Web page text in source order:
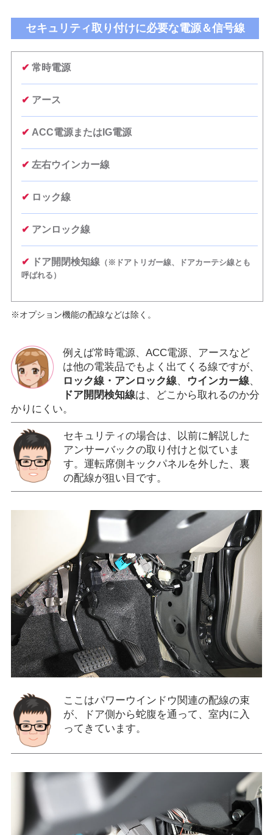
セキュリティ取り付けに必要な電源＆信号線
✔ 常時電源
✔ アース
✔ ACC電源またはIG電源
✔ 左右ウインカー線
✔ ロック線
✔ アンロック線
✔ ドア開閉検知線 （※ドアトリガー線、ドアカーテシ線とも
呼ばれる）
※オプション機能の配線などは除く。
例えば常時電源、ACC電源、アースなど
は他の電装品でもよく出てくる線ですが、
ロック線・アンロック線、 ウインカー線、
ドア開閉検知線は、どこから取れるのか分
かりにくい。
セキュリティの場合は、以前に解説した
アンサーバックの取り付けと似ていま
す。運転席側キックパネルを外した、裏
の配線が狙い目です。
ここはパワーウインドウ関連の配線の束
が、ドア側から蛇腹を通って、室内に入
ってきています。